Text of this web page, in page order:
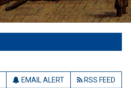
EMAIL ALERT RSS FEED